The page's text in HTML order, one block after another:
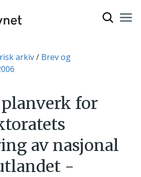
arkiv
Brev og
for
av nasjonal
-